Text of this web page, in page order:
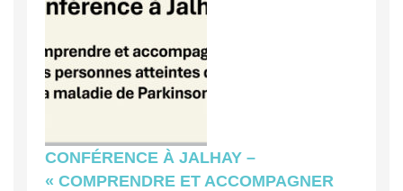
CONFÉRENCE À JALHAY –
« COMPRENDRE ET ACCOMPAGNER